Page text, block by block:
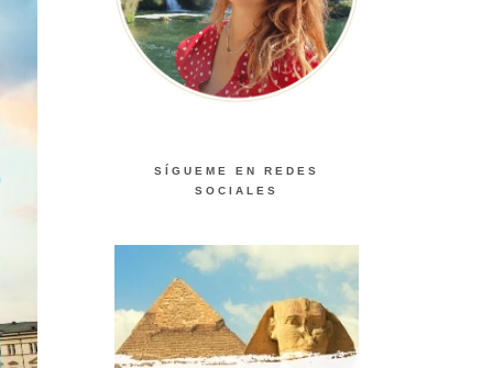
SÍGUEME EN REDES
SOCIALES